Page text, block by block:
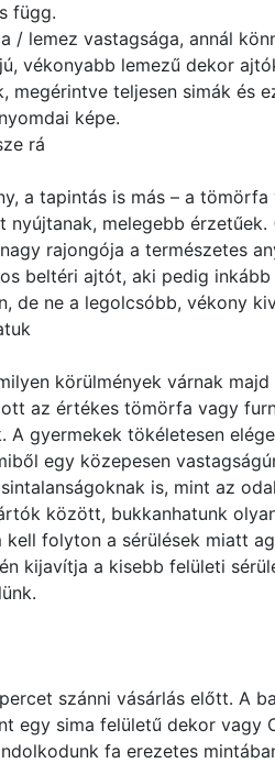
függ.
/ lemez vastagsága, annál
vékonyabb lemezű dekor
megérintve teljesen simák és
képe.
rá
a tapintás is más – a
nyújtanak, melegebb
rajongója a természetes
beltéri ajtót, aki pedig
de ne a legolcsóbb, vékony
körülmények várnak
az értékes tömörfa vagy
A gyermekek tökéletesen
egy közepesen
is, mint az
között, bukkanhatunk
kell folyton a sérülések miatt
kijavítja a kisebb felületi
szánni vásárlás előtt. A
egy sima felületű dekor vagy
fa erezetes